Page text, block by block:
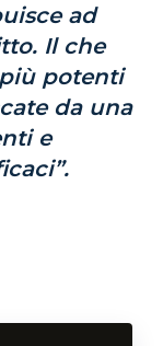
ad
Il che
potenti
da una
e